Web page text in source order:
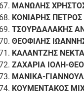
ΜΑΝΩΛΗΣ
ΚΟΝΙΑΡΗΣ ΠΕΤΡΟΣ
ΤΣΟΥΡΔΑΛΑΚΗΣ
ΘΕΟΦΙΛΗΣ
ΚΑΛΑΝΤΖΗΣ
ΖΑΧΑΡΙΑ ΙΟΛΗ-
ΜΑΝΙΚΑ-
ΚΟΥΜΕΝΤΑΚΟΣ